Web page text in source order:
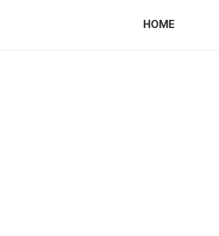
HOME
광고 등록 방법